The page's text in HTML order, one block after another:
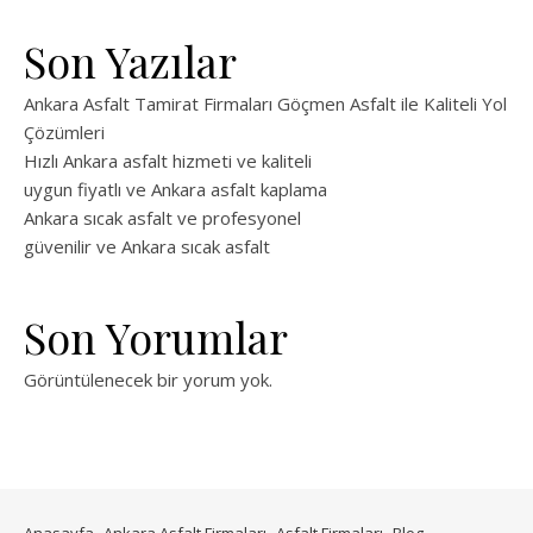
Son Yazılar
Ankara Asfalt Tamirat Firmaları Göçmen Asfalt ile Kaliteli Yol
Çözümleri
Hızlı Ankara asfalt hizmeti ve kaliteli
uygun fiyatlı ve Ankara asfalt kaplama
Ankara sıcak asfalt ve profesyonel
güvenilir ve Ankara sıcak asfalt
Son Yorumlar
Görüntülenecek bir yorum yok.